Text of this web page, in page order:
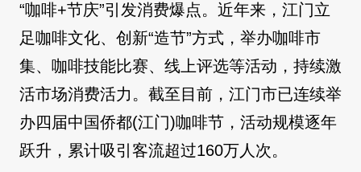
“咖啡+节庆”引发消费爆点。近年来，江门立
足咖啡文化、创新“造节”方式，举办咖啡市
集、咖啡技能比赛、线上评选等活动，持续激
活市场消费活力。截至目前，江门市已连续举
办四届中国侨都(江门)咖啡节，活动规模逐年
跃升，累计吸引客流超过160万人次。